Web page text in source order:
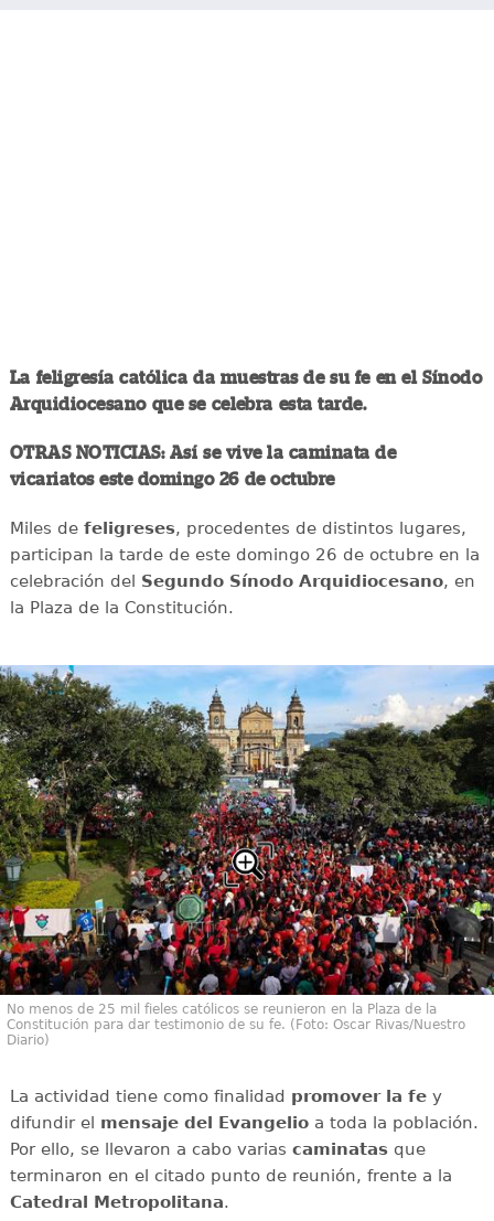
La feligresía católica da muestras de su fe en el Sínodo
Arquidiocesano que se celebra esta tarde.
OTRAS NOTICIAS: Así se vive la caminata de
vicariatos este domingo 26 de octubre
Miles de feligreses, procedentes de distintos lugares,
participan la tarde de este domingo 26 de octubre en la
celebración del Segundo Sínodo Arquidiocesano, en
la Plaza de la Constitución.
No menos de 25 mil fieles católicos se reunieron en la Plaza de la
Constitución para dar testimonio de su fe. (Foto: Oscar Rivas/Nuestro
Diario)
La actividad tiene como finalidad promover la fey
difundir el mensaje del Evangelioa toda la población.
Por ello, se llevaron a cabo varias caminatasque
terminaron en el citado punto de reunión, frente a la
Catedral Metropolitana.